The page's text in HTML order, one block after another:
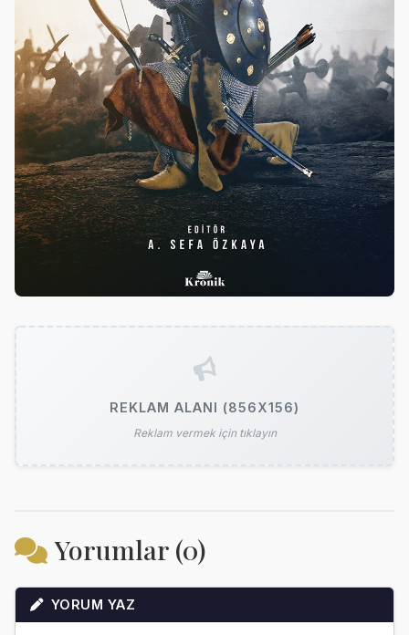
REKLAM ALANI (856X156)
Reklam vermek için tıklayın
Yorumlar (0)
YORUM YAZ